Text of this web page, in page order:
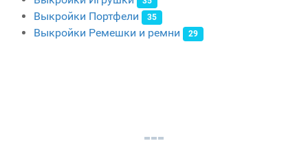
Выкройки Портфели 35
Выкройки Ремешки и ремни 29